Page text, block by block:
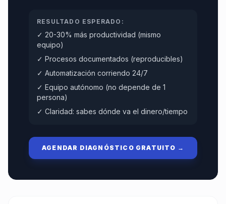
RESULTADO ESPERADO:
✓ 20-30% más productividad (mismo
equipo)
✓ Procesos documentados (reproducibles)
✓ Automatización corriendo 24/7
✓ Equipo autónomo (no depende de 1
persona)
✓ Claridad: sabes dónde va el dinero/tiempo
AGENDAR DIAGNÓSTICO GRATUITO →